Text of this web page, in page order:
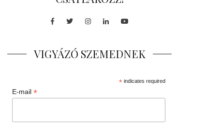
Facebook
TwitterInstagram
LinkedInYoutube
VIGYÁZÓ SZEMEDNEK
*indicates required
E-mail*